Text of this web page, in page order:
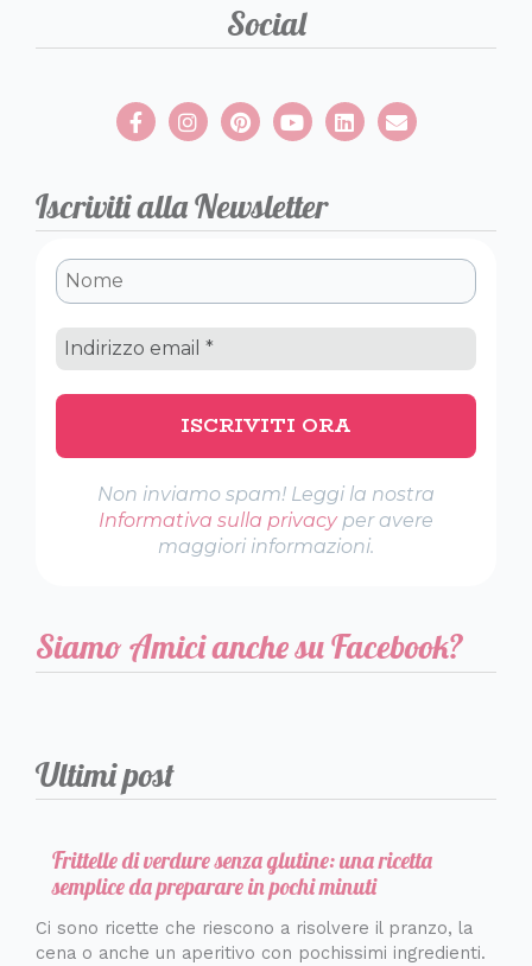
Social
Iscriviti alla Newsletter
Non inviamo spam! Leggi la nostra
Informativa sulla privacyper avere
maggiori informazioni.
Siamo Amici anche su Facebook?
Ultimi post
Frittelle di verdure senza glutine: una ricetta
semplice da preparare in pochi minuti
Ci sono ricette che riescono a risolvere il pranzo, la
cena o anche un aperitivo con pochissimi ingredienti.